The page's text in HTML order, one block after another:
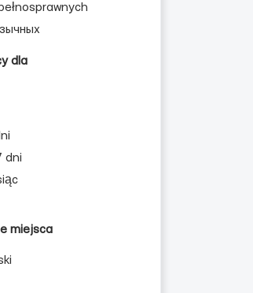
dla
dni
miejsca